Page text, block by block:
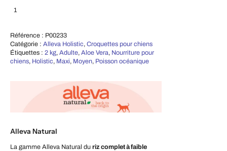
Croquettes pour chiens Holistic Adult Medium/Maxi (Poisson) 2 kg
Référence : P00233
Catégorie : Alleva Holistic, Croquettes pour chiens
Étiquettes : 2 kg, Adulte, Aloe Vera, Nourriture pour
chiens, Holistic, Maxi, Moyen, Poisson océanique
Alleva Natural
La gamme Alleva Natural du riz complet à faible